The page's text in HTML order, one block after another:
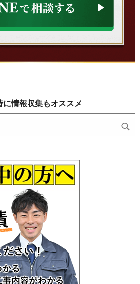
に情報収集もオススメ